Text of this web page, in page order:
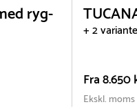
ryg-
+ 2
Fra8.650
Ekskl. moms